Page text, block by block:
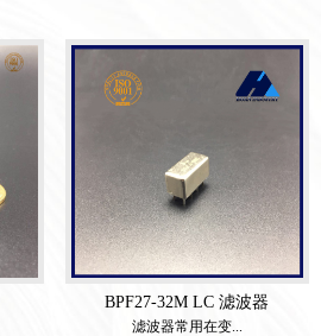
BPF27-32M LC 滤波器
滤波器常用在变...